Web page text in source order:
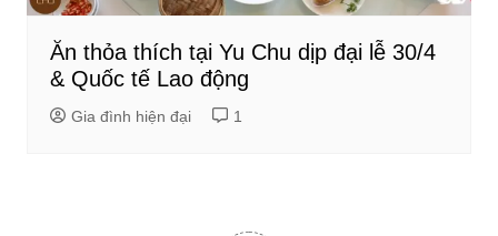
Ăn thỏa thích tại Yu Chu dịp đại lễ 30/4
& Quốc tế Lao động
Gia đình hiện đại 1